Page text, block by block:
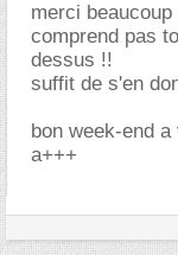
merci
comprend pas
dessus !!
suffit de s'en
bon week-end a
a+++